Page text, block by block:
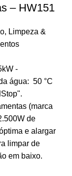
– HW151
, Limpeza &
-
água: 50 °C
(marca
de
e alargar
limpar de
em baixo.